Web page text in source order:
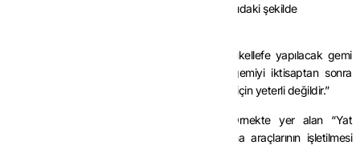
a) İkinci paragrafından sonra gelen Örnek aşağıdaki şekilde
Mimarlık faaliyetinde bulunan bir mükellefe yapılacak gemi
tesliminde istisna uygulanamaz. Mükellefin gemiyi iktisaptan sonra
kiraya vermesi de istisna şartlarının tekemmülü için yeterli değildir.”
b) Dördüncü paragrafından sonra gelen Örnekte yer alan “Yat
işletmeciliği ile uğraşan” ibaresi “Deniz taşıma araçlarının işletilmesi